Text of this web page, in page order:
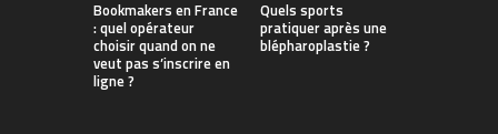
Bookmakers en France
: quel opérateur
choisir quand on ne
veut pas s’inscrire en
ligne ?
Quels sports
pratiquer après une
blépharoplastie ?